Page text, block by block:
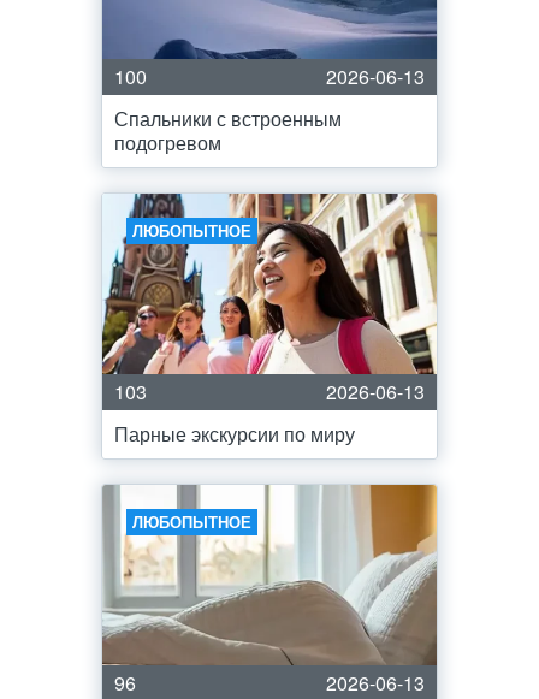
100
2026-06-13
Спальники с встроенным
подогревом
ЛЮБОПЫТНОЕ
103
2026-06-13
Парные экскурсии по миру
ЛЮБОПЫТНОЕ
96
2026-06-13